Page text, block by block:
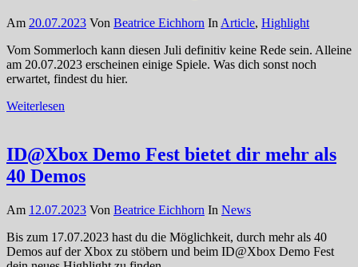
Am 20.07.2023 Von Beatrice Eichhorn In Article, Highlight
Vom Sommerloch kann diesen Juli definitiv keine Rede sein. Alleine
am 20.07.2023 erscheinen einige Spiele. Was dich sonst noch
erwartet, findest du hier.
Weiterlesen
ID@Xbox Demo Fest bietet dir mehr als
40 Demos
Am 12.07.2023 Von Beatrice Eichhorn In News
Bis zum 17.07.2023 hast du die Möglichkeit, durch mehr als 40
Demos auf der Xbox zu stöbern und beim ID@Xbox Demo Fest